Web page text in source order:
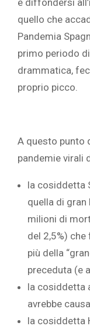
quello che
Pandemia
primo periodo
drammatica,
proprio picco.
A questo punto
pandemie virali
la cosiddetta
quella di
milioni di
del 2,5%)
più della
preceduta (e
la cosiddetta
avrebbe
la cosiddetta